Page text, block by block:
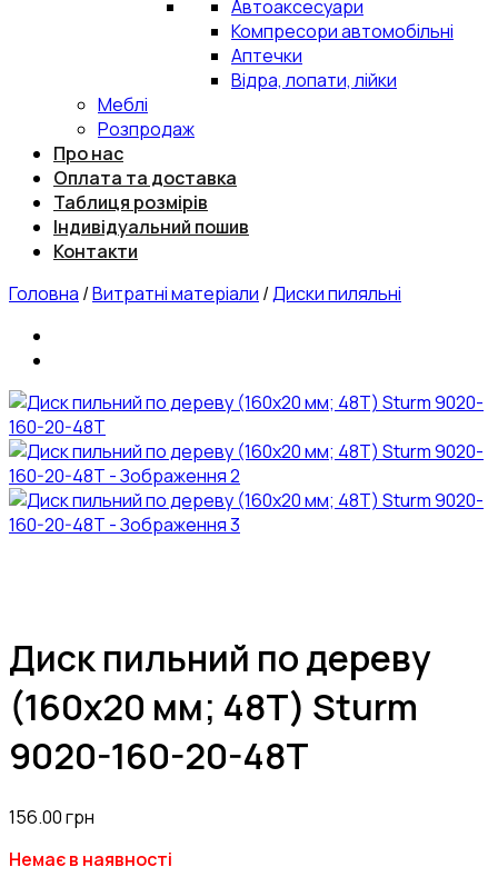
Автоаксесуари
Компресори автомобільні
Аптечки
Відра, лопати, лійки
Меблі
Розпродаж
Про нас
Оплата та доставка
Таблиця розмірів
Індивідуальний пошив
Контакти
Головна /Витратні матеріали /Диски пиляльні
Диск пильний по дереву
(160х20 мм; 48T) Sturm
9020-160-20-48T
156.00грн
Немає в наявності